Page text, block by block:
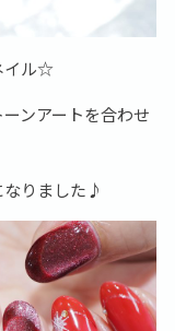
イル☆
ンアートを合わせ
なりました♪